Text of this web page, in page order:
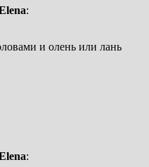
:
и олень или лань
: